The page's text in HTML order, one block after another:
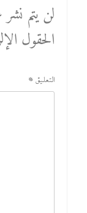
لن يتم
الحقول
التعليق *